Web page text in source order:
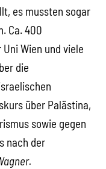
es mussten sogar
Ca. 400
Wien und viele
die
über Palästina,
sowie gegen
nach der